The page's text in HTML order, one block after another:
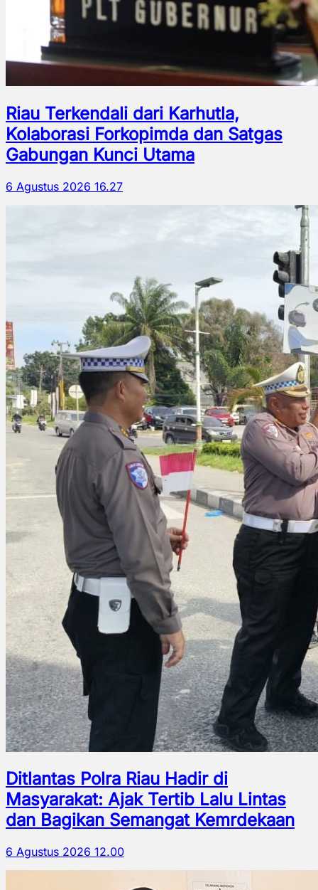
Riau Terkendali dari Karhutla,
Kolaborasi Forkopimda dan Satgas
Gabungan Kunci Utama
6 Agustus 2026 16.27
Ditlantas Polra Riau Hadir di
Masyarakat: Ajak Tertib Lalu Lintas
dan Bagikan Semangat Kemrdekaan
6 Agustus 2026 12.00